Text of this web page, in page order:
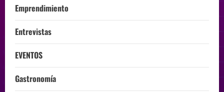
Emprendimiento
Entrevistas
EVENTOS
Gastronomía